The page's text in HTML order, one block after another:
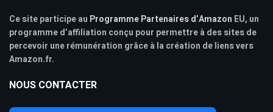
Ce site participe au Programme Partenaires d’Amazon EU, un
programme d’affiliation conçu pour permettre à des sites de
percevoir une rémunération grâce à la création de liens vers
Amazon.fr.
NOUS CONTACTER